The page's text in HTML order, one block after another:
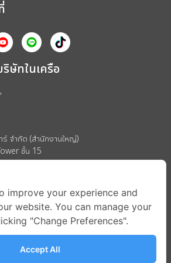
ษัทในเครือ
ร์ จำกัด (สำนักงานใหญ่)
ชั้น 15
หม่ เขตปทุมวัน กรุงเทพมหานคร 10330
improve your experience and
website. You can manage your
"Change Preferences".
Accept All